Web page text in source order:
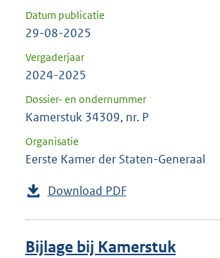
Datum publicatie
29-08-2025
Vergaderjaar
2024-2025
Dossier- en ondernummer
Kamerstuk 34309, nr. P
Organisatie
Eerste Kamer der Staten-Generaal
Download PDF
Bijlage bij Kamerstuk